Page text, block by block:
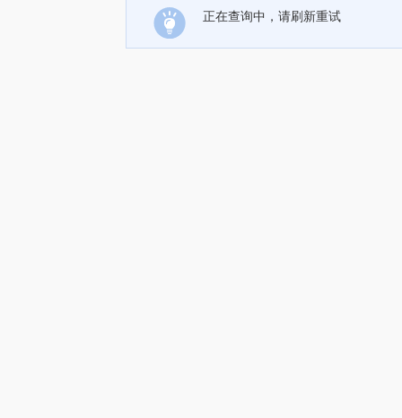
正在查询中，请刷新重试